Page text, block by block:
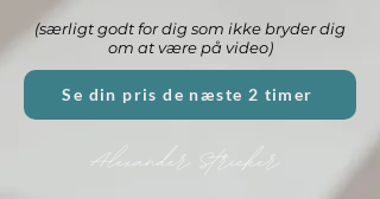
(særligt godt for dig som ikke bryder dig
om at være på video)
Se din pris de næste 2 timer